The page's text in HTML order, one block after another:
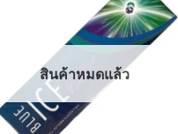
สินค้าหมดแล้ว